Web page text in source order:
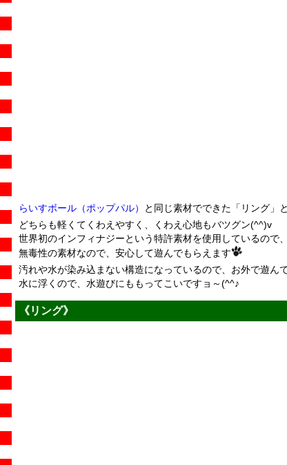
らいすボール（ポップパル）
と同じ素材でできた「リング」
どちらも軽くてくわえやすく、くわえ心地もバツグン(^^)v
世界初のインフィナジーという特許素材を使用しているの
無毒性の素材なので、安心して遊んでもらえます
汚れや水が染み込まない構造になっているので、お外で遊ん
水に浮くので、水遊びにももってこいですョ～(^^♪
《リング》